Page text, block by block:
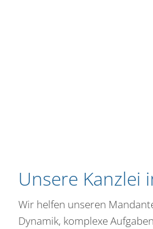
Unsere Kanzlei
Wir helfen unseren
Dynamik, komplexe